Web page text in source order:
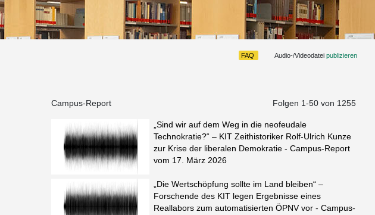
FAQ Audio-/Videodateipublizieren
Campus-Report Folgen 1-50 von 1255
„Sind wir auf dem Weg in die neofeudale
Technokratie?“ – KIT Zeithistoriker Rolf-Ulrich Kunze
zur Krise der liberalen Demokratie - Campus-Report
vom 17. März 2026
„Die Wertschöpfung sollte im Land bleiben“ –
Forschende des KIT legen Ergebnisse eines
Reallabors zum automatisierten ÖPNV vor - Campus-